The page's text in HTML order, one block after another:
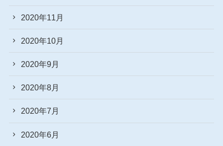
2020年11月
2020年10月
2020年9月
2020年8月
2020年7月
2020年6月